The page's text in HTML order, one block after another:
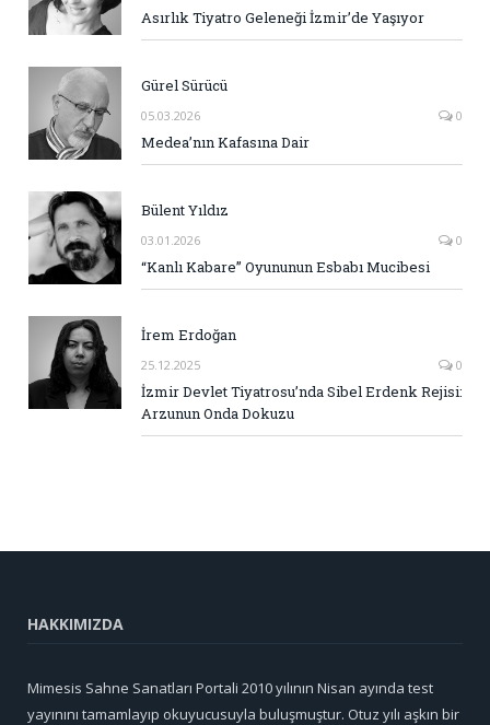
Asırlık Tiyatro Geleneği İzmir’de Yaşıyor
Gürel Sürücü
05.03.2026 0
Medea’nın Kafasına Dair
Bülent Yıldız
03.01.2026 0
“Kanlı Kabare” Oyununun Esbabı Mucibesi
İrem Erdoğan
25.12.2025 0
İzmir Devlet Tiyatrosu’nda Sibel Erdenk Rejisi:
Arzunun Onda Dokuzu
HAKKIMIZDA
Mimesis Sahne Sanatları Portali 2010 yılının Nisan ayında test
yayınını tamamlayıp okuyucusuyla buluşmuştur. Otuz yılı aşkın bir